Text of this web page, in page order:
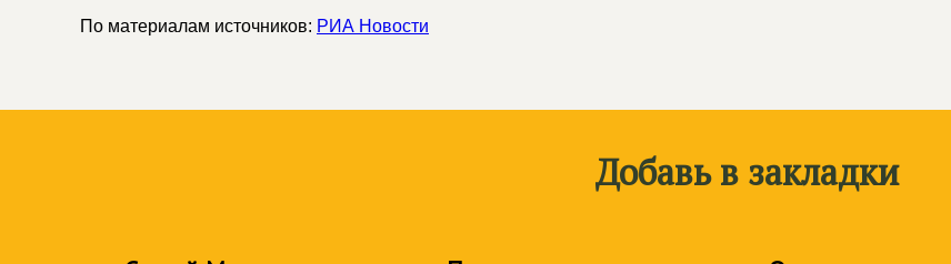
По материалам источников: РИА Новости
Добавь в закладки